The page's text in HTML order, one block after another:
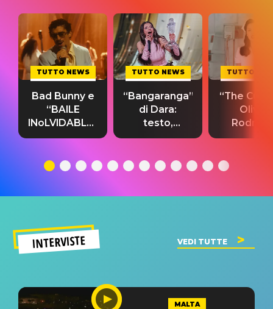
TUTTO NEWS
Bad Bunny e
“BAILE
INoLVIDABLE”:
testo,
significato
TUTTO NEWS
“Bangaranga”
di Dara:
testo,
traduzione e
del singolo
TUTTO
“The
Olivia
testo,
INTERVISTE VEDI TUTTE
MALTA